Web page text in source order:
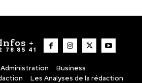
+
78 85 41
Administration
Business
Les Analyses de la rédaction